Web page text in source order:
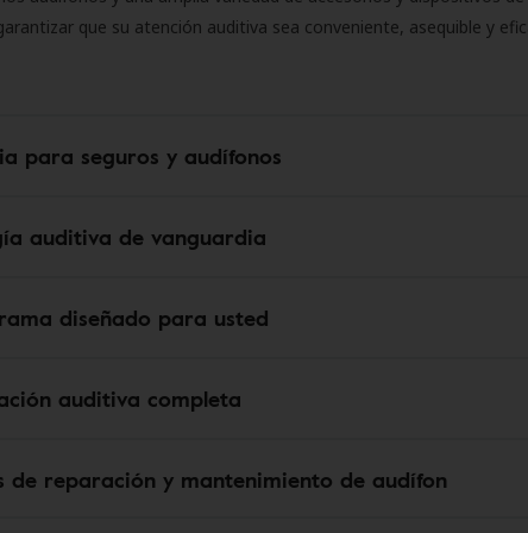
que su atención auditiva sea conveniente, asequible y
para seguros y audífonos
auditiva de vanguardia
diseñado para usted
auditiva completa
de reparación y mantenimiento de audífon